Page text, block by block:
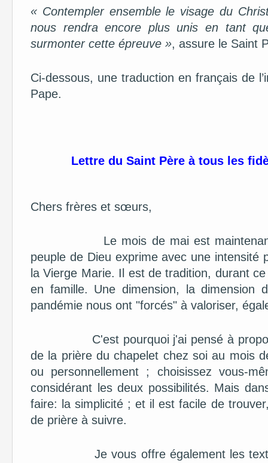
« Contempler ensemble le visage du
nous rendra encore plus unis en tant
surmonter cette épreuve », assure le Saint
Ci-dessous, une traduction en français de
Pape.
Lettre du Saint Père à tous les
Chers frères et sœurs,
Le mois de mai est maintenant
peuple de Dieu exprime avec une intensité
la Vierge Marie. Il est de tradition, durant
en famille. Une dimension, la dimension
pandémie nous ont "forcés" à valoriser,
C'est pourquoi j'ai pensé à proposer
de la prière du chapelet chez soi au mois
ou personnellement ; choisissez vous-
considérant les deux possibilités. Mais
faire: la simplicité ; et il est facile de
de prière à suivre.
Je vous offre également les textes